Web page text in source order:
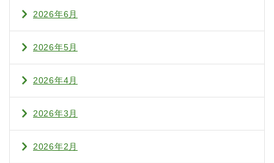
2026年6月
2026年5月
2026年4月
2026年3月
2026年2月